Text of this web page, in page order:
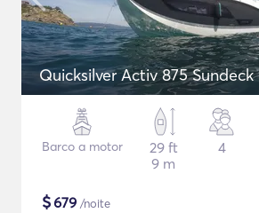
Quicksilver Activ 875 Sundeck
Barco a motor
29 ft
9 m
4
$679 /noite